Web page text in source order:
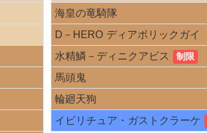
海皇の竜騎隊
D－HERO ディアボリックガイ
水精鱗－ディニクアビス
制限
馬頭鬼
輪廻天狗
イビリチュア・ガストクラーケ